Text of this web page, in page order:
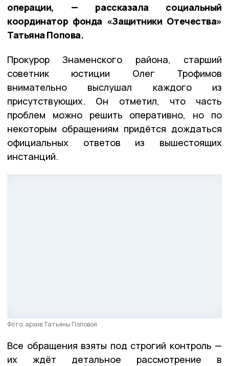
операции, — рассказала социальный
координатор фонда «Защитники Отечества»
Татьяна Попова.
Прокурор Знаменского района, старший
советник юстиции Олег Трофимов
внимательно выслушал каждого из
присутствующих. Он отметил, что часть
проблем можно решить оперативно, но по
некоторым обращениям придётся дождаться
официальных ответов из вышестоящих
инстанций.
Фото: архив Татьяны Поповой
Все обращения взяты под строгий контроль —
их ждёт детальное рассмотрение в